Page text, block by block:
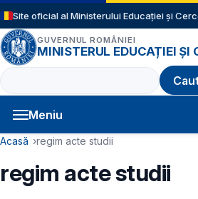
Sari la conținutul principal
Site oficial al Ministerului Educației și
GUVERNUL ROMÂNIEI
MINISTERUL EDUCAȚIEI ȘI
Caută
Meniu
Navigație principală
Cale de navigare
Acasă regim acte studii
regim acte studii